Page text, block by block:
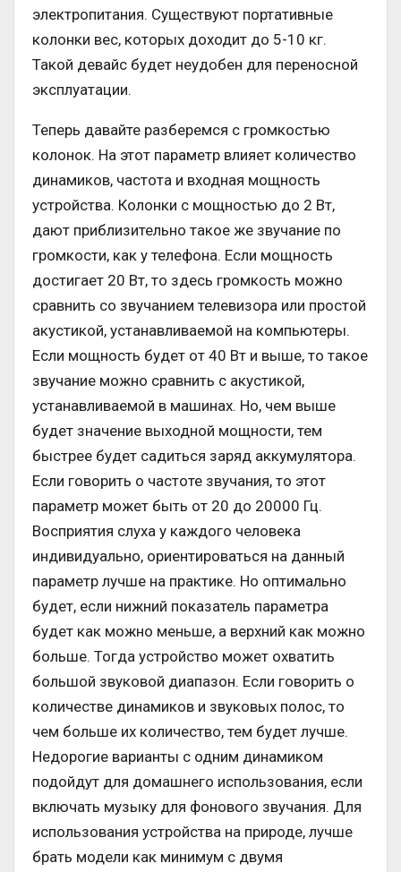
электропитания. Существуют портативные
колонки вес, которых доходит до 5-10 кг.
Такой девайс будет неудобен для переносной
эксплуатации.
Теперь давайте разберемся с громкостью
колонок. На этот параметр влияет количество
динамиков, частота и входная мощность
устройства. Колонки с мощностью до 2 Вт,
дают приблизительно такое же звучание по
громкости, как у телефона. Если мощность
достигает 20 Вт, то здесь громкость можно
сравнить со звучанием телевизора или простой
акустикой, устанавливаемой на компьютеры.
Если мощность будет от 40 Вт и выше, то такое
звучание можно сравнить с акустикой,
устанавливаемой в машинах. Но, чем выше
будет значение выходной мощности, тем
быстрее будет садиться заряд аккумулятора.
Если говорить о частоте звучания, то этот
параметр может быть от 20 до 20000 Гц.
Восприятия слуха у каждого человека
индивидуально, ориентироваться на данный
параметр лучше на практике. Но оптимально
будет, если нижний показатель параметра
будет как можно меньше, а верхний как можно
больше. Тогда устройство может охватить
большой звуковой диапазон. Если говорить о
количестве динамиков и звуковых полос, то
чем больше их количество, тем будет лучше.
Недорогие варианты с одним динамиком
подойдут для домашнего использования, если
включать музыку для фонового звучания. Для
использования устройства на природе, лучше
брать модели как минимум с двумя